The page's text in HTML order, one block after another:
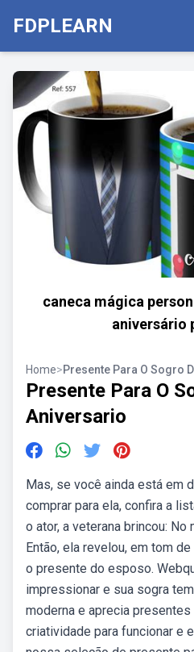
FDPLEARN
caneca mágica
aniversário
Home>Presente Para O Sogro
Presente Para O
Aniversario
Mas, se você ainda está em
comprar para ela, confira a
o ator, a veterana brincou: No
Então, ela revelou, em tom
o presente do esposo.
impressionar e sua sogra
moderna e aprecia
criatividade para funcionar e